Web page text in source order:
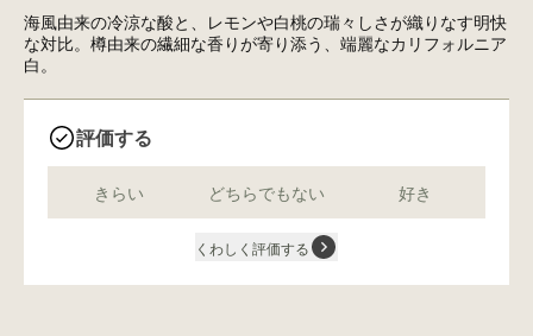
海風由来の冷涼な酸と、レモンや白桃の瑞々しさが織りなす明快
な対比。樽由来の繊細な香りが寄り添う、端麗なカリフォルニア
白。
評価する
きらい どちらでもない 好き
くわしく評価する